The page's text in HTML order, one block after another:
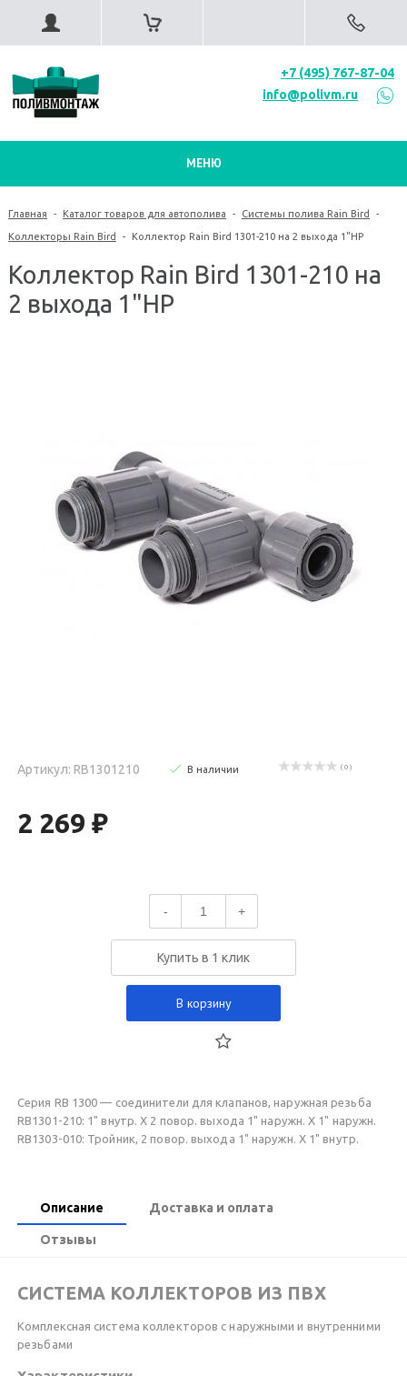
+7 (495) 767-87-04
info@polivm.ru
МЕНЮ
Главная - Каталог товаров для автополива - Системы полива Rain Bird -
Коллекторы Rain Bird - Коллектор Rain Bird 1301-210 на 2 выхода 1"НР
Коллектор Rain Bird 1301-210 на
2 выхода 1"НР
Артикул: RB1301210 В наличии ( 0 )
2 269 ₽
- +
Купить в 1 клик
В корзину
Серия RB 1300 — соединители для клапанов, наружная резьба
RB1301-210: 1" внутр. X 2 повор. выхода 1" наружн. X 1" наружн.
RB1303-010: Тройник, 2 повор. выхода 1" наружн. X 1" внутр.
Описание Доставка и оплата
Отзывы
СИСТЕМА КОЛЛЕКТОРОВ ИЗ ПВХ
Комплексная система коллекторов с наружными и внутренними
резьбами